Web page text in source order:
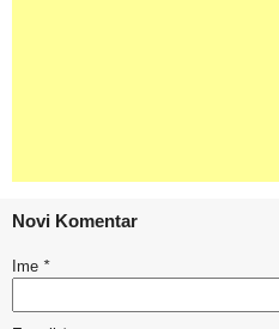
Novi Komentar
Ime *